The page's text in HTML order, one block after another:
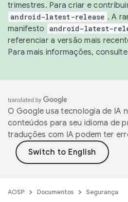
trimestres. Para criar e
android-latest-release . A
manifesto
android-latest-
referenciar a versão mais
Para mais informações, consulte
O Google usa tecnologia de IA
conteúdos para seu idioma de
traduções com IA podem ter
AOSP Documentos Segurança